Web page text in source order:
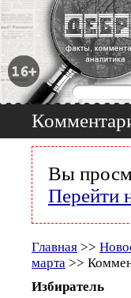
Вы
Перейти
Главная >>
марта >>
Избиратель